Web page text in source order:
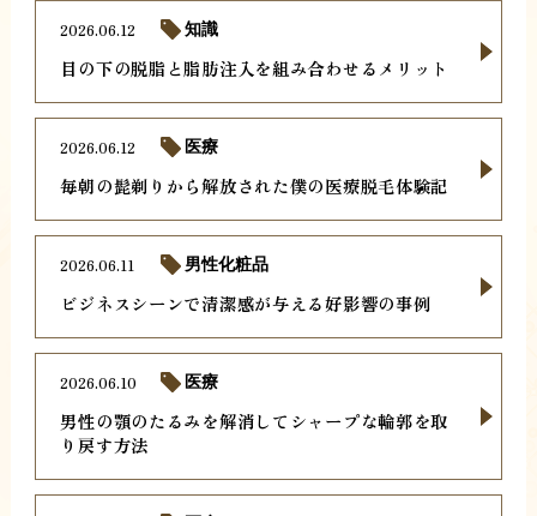
目の下の脱脂と脂肪注入を組み合わせるメリット
2026.06.12 知識
毎朝の髭剃りから解放された僕の医療脱毛体験記
2026.06.12 医療
ビジネスシーンで清潔感が与える好影響の事例
2026.06.11 男性化粧品
男性の顎のたるみを解消してシャープな輪郭を取
り戻す方法
2026.06.10 医療